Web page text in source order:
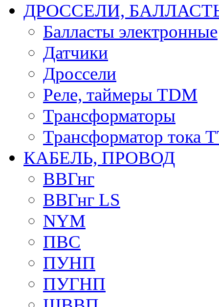
ДРОССЕЛИ,
Балласты электронные
Датчики
Дроссели
Реле, таймеры TDM
Трансформаторы
Трансформатор тока
КАБЕЛЬ, ПРОВОД
ВВГнг
ВВГнг LS
NYM
ПВС
ПУНП
ПУГНП